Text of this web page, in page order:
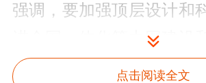
强调，要加强顶层设计和
进全国一体化算力网建设
用，赋能经济社会高质量发
点击阅读全文